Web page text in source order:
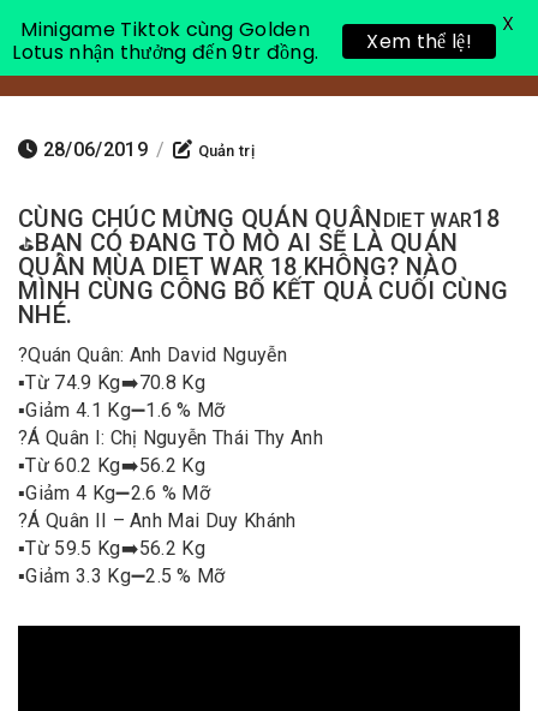
Toggle
28/06/2019 / Quản trị
CÙNG CHÚC MỪNG QUÁN QUÂNDIET WAR18
⛳BẠN CÓ ĐANG TÒ MÒ AI SẼ LÀ QUÁN
QUÂN MÙA DIET WAR 18 KHÔNG? NÀO
MÌNH CÙNG CÔNG BỐ KẾT QUẢ CUỐI CÙNG
NHÉ.
?Quán Quân: Anh David Nguyễn
▪️Từ 74.9 Kg➡️70.8 Kg
▪️Giảm 4.1 Kg➖1.6 % Mỡ
?Á Quân I: Chị Nguyễn Thái Thy Anh
▪️Từ 60.2 Kg➡️56.2 Kg
▪️Giảm 4 Kg➖2.6 % Mỡ
?Á Quân II – Anh Mai Duy Khánh
▪️Từ 59.5 Kg➡️56.2 Kg
▪️Giảm 3.3 Kg➖2.5 % Mỡ
Minigame Tiktok cùng Golden
Lotus nhận thưởng đến 9tr đồng.
Xem thể lệ!
X